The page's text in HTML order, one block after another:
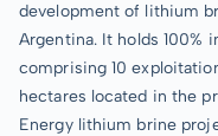
development of lithium
Argentina. It holds 100%
comprising 10
hectares located in the
Energy lithium brine